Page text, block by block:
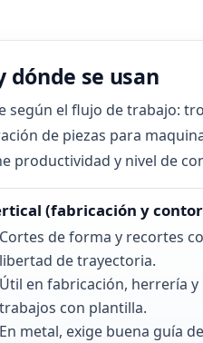
dónde se usan
según el flujo de trabajo:
de piezas para
productividad y nivel de
(fabricación y
Cortes de forma y recortes
libertad de trayectoria.
Útil en fabricación, herrería y
trabajos con plantilla.
En metal, exige buena guía